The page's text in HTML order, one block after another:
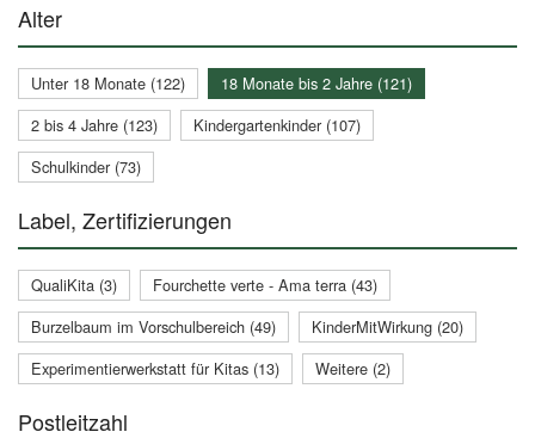
Alter
Unter 18 Monate (122)
18 Monate bis 2 Jahre (121)
2 bis 4 Jahre (123)
Kindergartenkinder (107)
Schulkinder (73)
Label, Zertifizierungen
QualiKita (3)
Fourchette verte - Ama terra (43)
Burzelbaum im Vorschulbereich (49)
KinderMitWirkung (20)
Experimentierwerkstatt für Kitas (13)
Weitere (2)
Postleitzahl